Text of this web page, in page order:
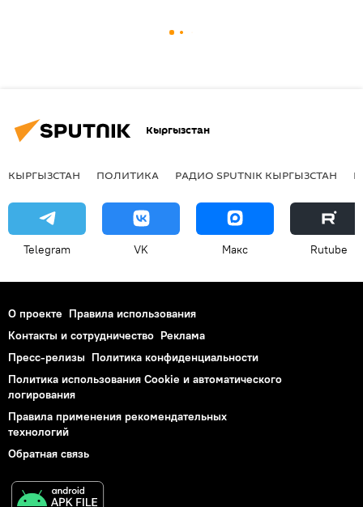
Кыргызстан
КЫРГЫЗСТАН ПОЛИТИКА РАДИО SPUTNIK КЫРГЫЗСТАН
Telegram VK Макс Rutube
О проекте Правила использования
Контакты и сотрудничество Реклама
Пресс-релизы Политика конфиденциальности
Политика использования Cookie и автоматического
логирования
Правила применения рекомендательных
технологий
Обратная связь